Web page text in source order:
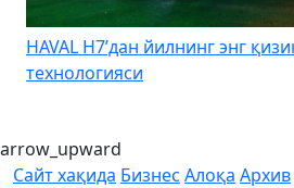
HAVAL H7’дан йилнинг энг
технологияси
arrow_upward
Сайт хақида Бизнес Алоқа Архив